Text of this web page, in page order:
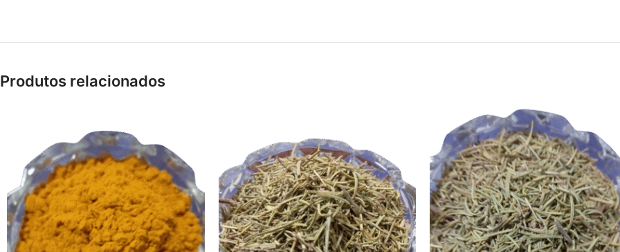
Produtos relacionados